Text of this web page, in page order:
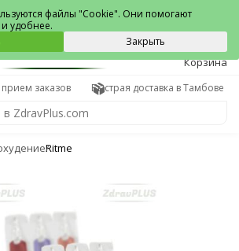
0
Корзина
заказов Быстрая доставка в Тамбове
Ritme
файлы "Cookie". Они помогают
и удобнее.
Закрыть